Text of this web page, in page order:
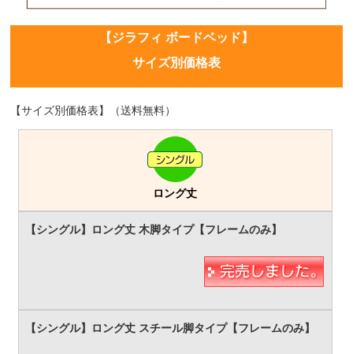
【ジラフィ ボードベッド】
サイズ別価格表
【サイズ別価格表】（送料無料）
ロング丈